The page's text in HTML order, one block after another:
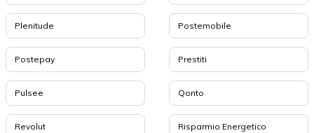
Plenitude Postemobile
Postepay Prestiti
Pulsee Qonto
Revolut Risparmio Energetico